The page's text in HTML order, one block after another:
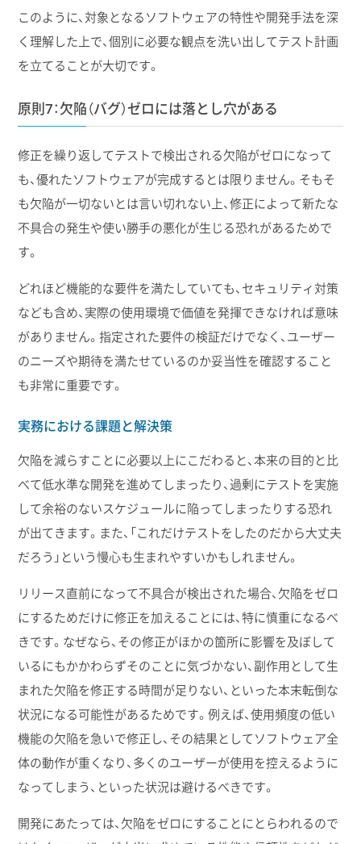
このように、対象となるソフトウェアの特性や開発手法を深
く理解した上で、個別に必要な観点を洗い出してテスト計画
を立てることが大切です。
原則7：欠陥（バグ）ゼロには落とし穴がある
修正を繰り返してテストで検出される欠陥がゼロになって
も、優れたソフトウェアが完成するとは限りません。そもそ
も欠陥が一切ないとは言い切れない上、修正によって新たな
不具合の発生や使い勝手の悪化が生じる恐れがあるためで
す。
どれほど機能的な要件を満たしていても、セキュリティ対策
なども含め、実際の使用環境で価値を発揮できなければ意味
がありません。指定された要件の検証だけでなく、ユーザー
のニーズや期待を満たせているのか妥当性を確認すること
も非常に重要です。
実務における課題と解決策
欠陥を減らすことに必要以上にこだわると、本来の目的と比
べて低水準な開発を進めてしまったり、過剰にテストを実施
して余裕のないスケジュールに陥ってしまったりする恐れ
が出てきます。また、「これだけテストをしたのだから大丈夫
だろう」という慢心も生まれやすいかもしれません。
リリース直前になって不具合が検出された場合、欠陥をゼロ
にするためだけに修正を加えることには、特に慎重になるべ
きです。なぜなら、その修正がほかの箇所に影響を及ぼして
いるにもかかわらずそのことに気づかない、副作用として生
まれた欠陥を修正する時間が足りない、といった本末転倒な
状況になる可能性があるためです。例えば、使用頻度の低い
機能の欠陥を急いで修正し、その結果としてソフトウェア全
体の動作が重くなり、多くのユーザーが使用を控えるように
なってしまう、といった状況は避けるべきです。
開発にあたっては、欠陥をゼロにすることにとらわれるので